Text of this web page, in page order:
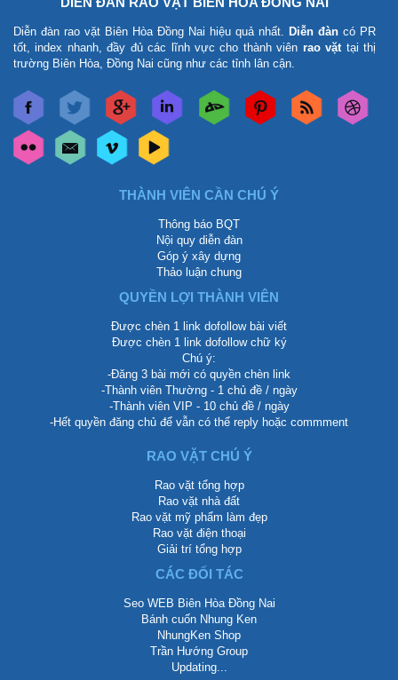
Diễn đàn rao vặt Biên Hòa Đồng Nai hiệu quả nhất. Diễn đàn có PR
tốt, index nhanh, đầy đủ các lĩnh vực cho thành viên rao vặt tại thị
trường Biên Hòa, Đồng Nai cũng như các tỉnh lân cận.
THÀNH VIÊN CẦN CHÚ Ý
Thông báo BQT
Nội quy diễn đàn
Góp ý xây dựng
Thảo luận chung
QUYỀN LỢI THÀNH VIÊN
Được chèn 1 link dofollow bài viết
Được chèn 1 link dofollow chữ ký
Chú ý:
-Đăng 3 bài mới có quyền chèn link
-Thành viên Thường - 1 chủ đề / ngày
-Thành viên VIP - 10 chủ đề / ngày
-Hết quyền đăng chủ để vẫn có thể reply hoặc commment
RAO VẶT CHÚ Ý
Rao vặt tổng hợp
Rao vặt nhà đất
Rao vặt mỹ phẩm làm đẹp
Rao vặt điện thoại
Giải trí tổng hợp
CÁC ĐỐI TÁC
Seo WEB Biên Hòa Đồng Nai
Bánh cuốn Nhung Ken
NhungKen Shop
Trần Hướng Group
Updating...